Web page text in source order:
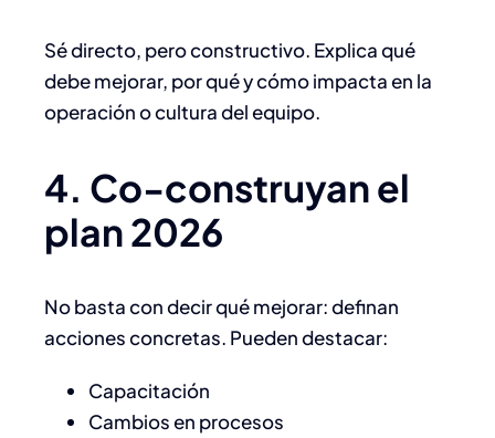
Sé directo, pero constructivo. Explica qué
debe mejorar, por qué y cómo impacta en la
operación o cultura del equipo.
4. Co-construyan el
plan 2026
No basta con decir qué mejorar: definan
acciones concretas. Pueden destacar:
Capacitación
Cambios en procesos